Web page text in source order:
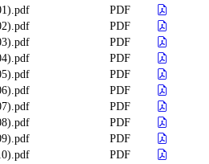
PDF
PDF
PDF
PDF
PDF
PDF
PDF
PDF
PDF
PDF